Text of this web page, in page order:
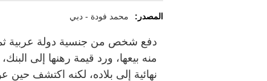
المصدر: محمد فودة - دبي
دفع شخص من جنسية دولة عربية
منه بيعها، ورد قيمة رهنها إلى
نهائية إلى بلاده، لكنه اكتشف حين